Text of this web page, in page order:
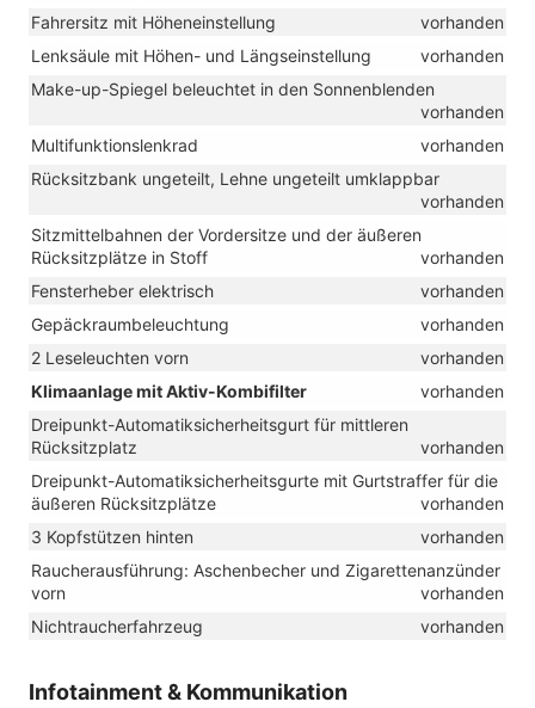
Fahrersitz mit Höheneinstellung
vorhanden
Lenksäule mit Höhen- und Längseinstellung
vorhanden
Make-up-Spiegel beleuchtet in den Sonnenblenden
vorhanden
Multifunktionslenkrad
vorhanden
Rücksitzbank ungeteilt, Lehne ungeteilt umklappbar
vorhanden
Sitzmittelbahnen der Vordersitze und der äußeren
Rücksitzplätze in Stoff
vorhanden
Fensterheber elektrisch
vorhanden
Gepäckraumbeleuchtung
vorhanden
2 Leseleuchten vorn
vorhanden
Klimaanlage mit Aktiv-Kombifilter
vorhanden
Dreipunkt-Automatiksicherheitsgurt für mittleren
Rücksitzplatz
vorhanden
Dreipunkt-Automatiksicherheitsgurte mit Gurtstraffer für die
äußeren Rücksitzplätze
vorhanden
3 Kopfstützen hinten
vorhanden
Raucherausführung: Aschenbecher und Zigarettenanzünder
vorn
vorhanden
Nichtraucherfahrzeug
vorhanden
Infotainment & Kommunikation